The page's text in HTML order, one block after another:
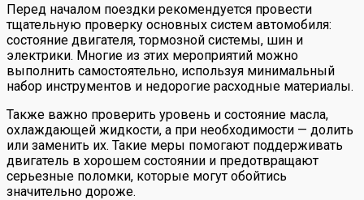
Перед началом поездки рекомендуется провести
тщательную проверку основных систем автомобиля:
состояние двигателя, тормозной системы, шин и
электрики. Многие из этих мероприятий можно
выполнить самостоятельно, используя минимальный
набор инструментов и недорогие расходные материалы.
Также важно проверить уровень и состояние масла,
охлаждающей жидкости, а при необходимости — долить
или заменить их. Такие меры помогают поддерживать
двигатель в хорошем состоянии и предотвращают
серьезные поломки, которые могут обойтись
значительно дороже.